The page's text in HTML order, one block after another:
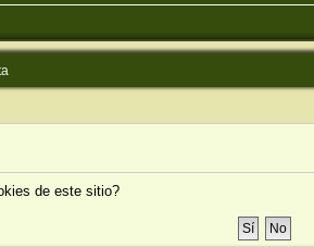
de este sitio?